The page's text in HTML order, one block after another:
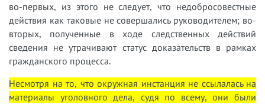
во-первых, из этого не следует, что недобросовестные
действия как таковые не совершались руководителем; во-
вторых, полученные в ходе следственных действий
сведения не утрачивают статус доказательств в рамках
гражданского процесса.
Несмотря на то, что окружная инстанция не ссылалась на
материалы уголовного дела, судя по всему, они были